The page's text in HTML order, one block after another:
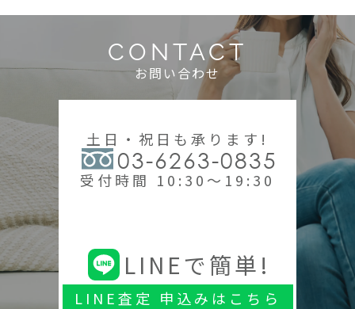
CONTACT
お問い合わせ
土日・祝日も承ります!
03-6263-0835
受付時間 10:30～19:30
LINEで簡単!
LINE査定 申込みはこちら